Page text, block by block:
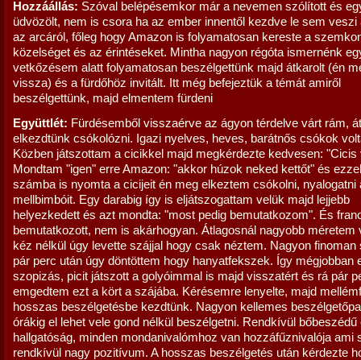
Hozzáállás: Szóval belépésemkor már a nevemen szólított és
üdvözölt, nem is csora ha az ember innentől kezdve le sem veszi
az arcáról, főleg hogy Amazon is folyamatosan kereste a
közelséget és az érintéseket. Mintha nagyon régóta ismernénk
vetkőzésem alatt folyamatosan beszélgettünk majd átkarolt (én
vissza) és a fürdőhöz invitált. Itt még befejeztük a témát amiről
beszélgettünk, majd elmentem fürdeni
Együttlét: Fürdésemből visszaérve az ágyon térdelve várt rám,
elkezdtünk csókolózni. Igazi nyelves, heves, barátnős csókok
Közben játszottam a cicikkel majd megkérdezte kedvesen: "Cicis
Mondtam "igen" erre Amazon: "akkor húzok neked kettőt" és
számba is nyomta a cicijeit én meg elkeztem csókolni, nyalogatni
mellbimbóit. Egy darabig így is eljátszogattam velük majd lejjebb
helyezkedett és azt mondta: "most pedig bemutatkozom". És
bemutatkozott, nem is akárhogyan. Átlagosnál nagyobb méretem
kéz nélkül úgy levette szájjal hogy csak néztem. Nagyon finoman
pár perc után úgy döntöttem hogy hanyatfekszek. Így mégjobban
szopizás, picit játszott a golyóimmal is majd visszatért és rá pár
emgedtem ezt a kört a szájába. Kérésemre lenyelte, majd
hosszas beszélgetésbe kezdtünk. Nagyon kellemes
órákig el lehet vele gond nélkül beszélgetni. Rendkívül bőbeszédű
hallgatóság, minden mondanivalómhoz van hozzáfűznivalója ami
rendkívül nagy pozitívum. A hosszas beszélgetés után kérdezte